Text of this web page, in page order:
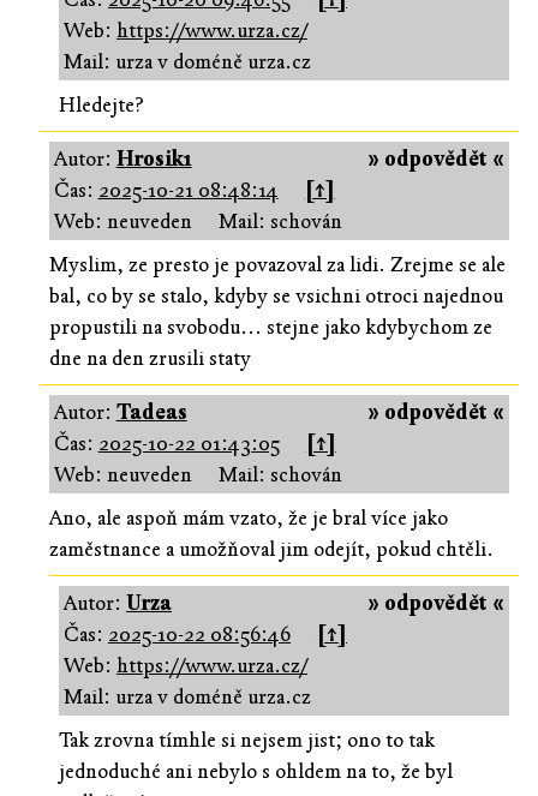
Web: https://www.urza.cz/
Mail: urza v doméně urza.cz
Hledejte?
» odpovědět «
Autor: Hrosik1
Čas: 2025-10-21 08:48:14
[↑]
Web: neuveden
Mail: schován
Myslim, ze presto je povazoval za lidi. Zrejme se ale
bal, co by se stalo, kdyby se vsichni otroci najednou
propustili na svobodu... stejne jako kdybychom ze
dne na den zrusili staty
» odpovědět «
Autor: Tadeas
Čas: 2025-10-22 01:43:05
[↑]
Web: neuveden
Mail: schován
Ano, ale aspoň mám vzato, že je bral více jako
zaměstnance a umožňoval jim odejít, pokud chtěli.
» odpovědět «
Autor: Urza
Čas: 2025-10-22 08:56:46
[↑]
Web: https://www.urza.cz/
Mail: urza v doméně urza.cz
Tak zrovna tímhle si nejsem jist; ono to tak
jednoduché ani nebylo s ohldem na to, že byl